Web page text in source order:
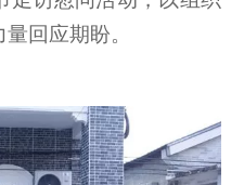
回应期盼。